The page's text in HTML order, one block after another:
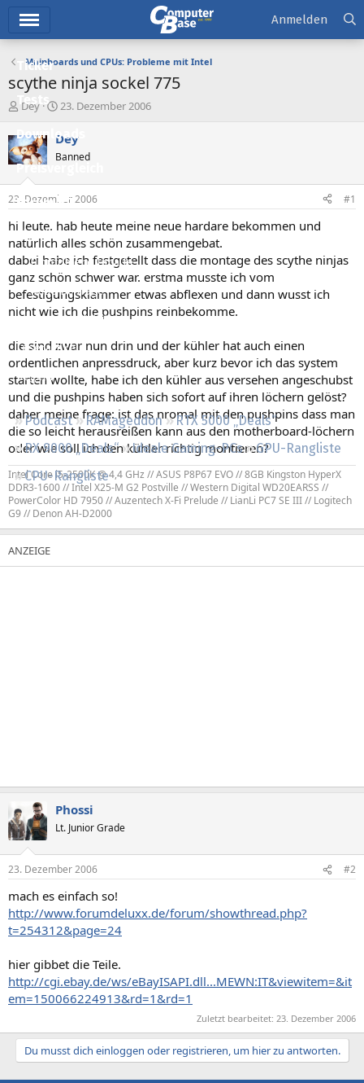
Ticker
Tests
Downloads
Preisvergleich
Forum
Aktuelles
Empfohlene Inhalte
Neue Beiträge
Neueste Aktivitäten
Leserartikel
Regeln
Podcast RAMageddon
RTX 5000 „Deals“
RX 9000 „Deals“
Ideale Gaming-PCs
GPU-Rangliste
CPU-Rangliste
Anmelden
Mainboards und CPUs: Probleme mit Intel
scythe ninja sockel 775
E
s
t
e
e
r
Dey
E
s
e
t
a
m
23. Dezember 2006
Dey
Banned
23. Dezember 2006 #1
hi leute. hab heute meine neue hardare bekommen und
natürlich alles schön zusammengebat.
dabei habe ich festgetellt dass die montage des scythe ninjas
ganz schön schwer war. erstma musste ich vom
befestigungsklammer etwas abflexen und dann wusst ich
nicht wie ich die pushpins reinbekomme.
die sind zwar nun drin und der kühler hat auch einen
ordentlichen anpressdruck, aber kurz bevor ich das system
starten wollte, habe ich den kühler aus versehen angeschubst
und die pushpins haben sich sofort auf ihren löchern gelöst?
daher meine frage: ist das nromal mit den pushpins dass man
die so leicht herausreißen kann aus den motherboard-löchern
oder wie soll ich den kühler richtig montieren?
Intel Core i5-2500K @ 4,4 GHz // ASUS P8P67 EVO // 8GB Kingston HyperX
DDR3-1600 // Intel X25-M G2 Postville // Western Digital WD20EARSS //
PowerColor HD 7950 // Auzentech X-Fi Prelude // LianLi PC7 SE III // Logitech
G9 // Denon AH-D2000
Phossi
Lt. Junior Grade
23. Dezember 2006 #2
mach es einfach so!
http://www.forumdeluxx.de/forum/showthread.php?
t=254312&page=24
hier gibbet die Teile.
http://cgi.ebay.de/ws/eBayISAPI.dll...MEWN:IT&viewitem=&it
em=150066224913&rd=1&rd=1
Zuletzt bearbeitet: 23. Dezember 2006
Du musst dich einloggen oder registrieren, um hier zu antworten.